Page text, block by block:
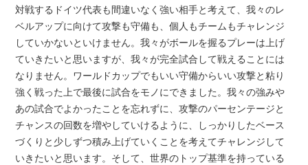
対戦するドイツ代表も間違いなく強い相手と考えて、我々のレ
ベルアップに向けて攻撃も守備も、個人もチームもチャレンジ
していかないといけません。我々がボールを握るプレーは上げ
ていきたいと思いますが、我々が完全試合して戦えることには
なりません。ワールドカップでもいい守備からいい攻撃と粘り
強く戦った上で最後に試合をモノにできました。我々の強みや
あの試合でよかったことを忘れずに、攻撃のパーセンテージと
チャンスの回数を増やしていけるように、しっかりしたベース
づくりと少しずつ積み上げていくことを考えてチャレンジして
いきたいと思います。そして、世界のトップ基準を持っている